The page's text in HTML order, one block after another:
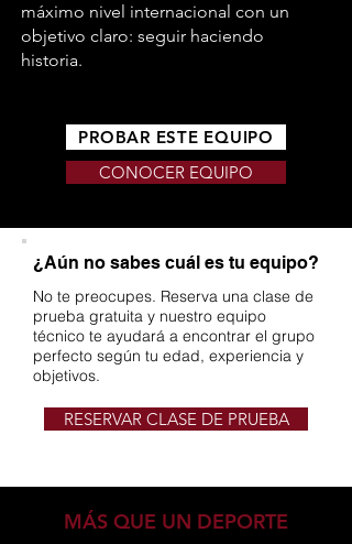
máximo nivel internacional con un
objetivo claro: seguir haciendo
historia.
PROBAR ESTE EQUIPO
CONOCER EQUIPO
¿Aún no sabes cuál es tu equipo?
No te preocupes. Reserva una clase de
prueba gratuita y nuestro equipo
técnico te ayudará a encontrar el grupo
perfecto según tu edad, experiencia y
objetivos.
RESERVAR CLASE DE PRUEBA
MÁS QUE UN DEPORTE